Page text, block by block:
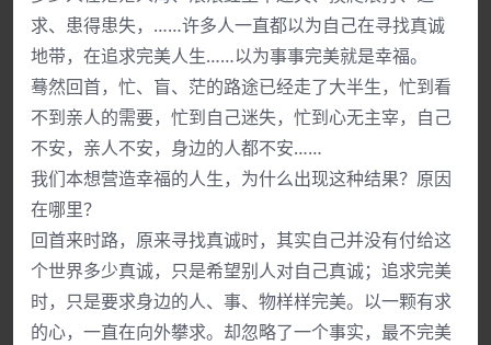
求、患得患失，……许多人一直都以为自己在寻找真诚
地带，在追求完美人生……以为事事完美就是幸福。
蓦然回首，忙、盲、茫的路途已经走了大半生，忙到看
不到亲人的需要，忙到自己迷失，忙到心无主宰，自己
不安，亲人不安，身边的人都不安……
我们本想营造幸福的人生，为什么出现这种结果？原因
在哪里？
回首来时路，原来寻找真诚时，其实自己并没有付给这
个世界多少真诚，只是希望别人对自己真诚；追求完美
时，只是要求身边的人、事、物样样完美。以一颗有求
的心，一直在向外攀求。却忽略了一个事实，最不完美